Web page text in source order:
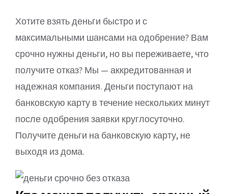
Хотите взять деньги быстро и с
максимальными шансами на одобрение? Вам
срочно нужны деньги, но вы переживаете, что
получите отказ? Мы — аккредитованная и
надежная компания. Деньги поступают на
банковскую карту в течение нескольких минут
после одобрения заявки круглосуточно.
Получите деньги на банковскую карту, не
выходя из дома.